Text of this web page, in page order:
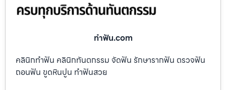
ทําฟัน.com
คลินิกทำฟัน คลินิกทันตกรรม จัดฟัน รักษารากฟัน ตรวจฟัน
ถอนฟัน ขูดหินปูน ทำฟันสวย